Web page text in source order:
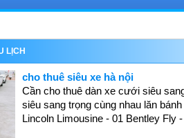
LỊCH
cho thuê siêu xe hà nội
Cần cho thuê dàn xe cưới siêu
siêu sang trọng cùng nhau lăn
Lincoln Limousine - 01 Bentley Fly